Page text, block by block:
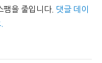
을 줄입니다. 댓글 데이